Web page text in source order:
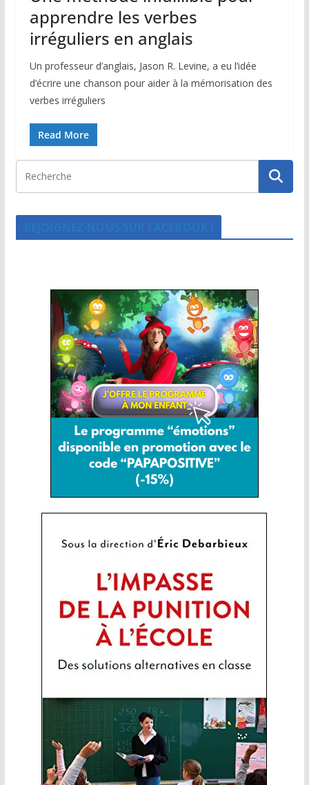
apprendre les verbes
irréguliers en anglais
Un professeur d’anglais, Jason R. Levine, a eu l’idée
d’écrire une chanson pour aider à la mémorisation des
verbes irréguliers
Read More
REJOIGNEZ-NOUS SUR FACEBOOK !